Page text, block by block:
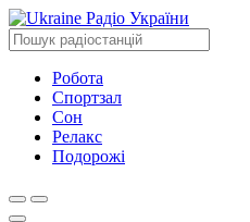
Радіо України
Робота
Спортзал
Сон
Релакс
Подорожі